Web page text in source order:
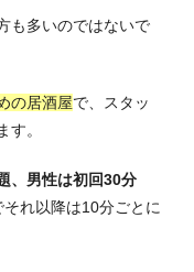
も多いのではないで
の居酒屋で、スタッ
す。
、男性は初回30分
それ以降は10分ごとに